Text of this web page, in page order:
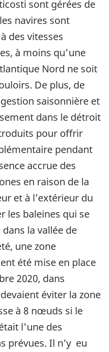
sont gérées de
navires sont
des vitesses
à moins qu'une
Nord ne soit
De plus, de
saisonnière et
dans le détroit
pour offrir
pendant
accrue des
en raison de la
et à l’extérieur du
les baleines qui se
la vallée de
une zone
été mise en place
2020, dans
éviter la zone
à 8 nœuds si le
l'une des
prévues. Il n’y eu